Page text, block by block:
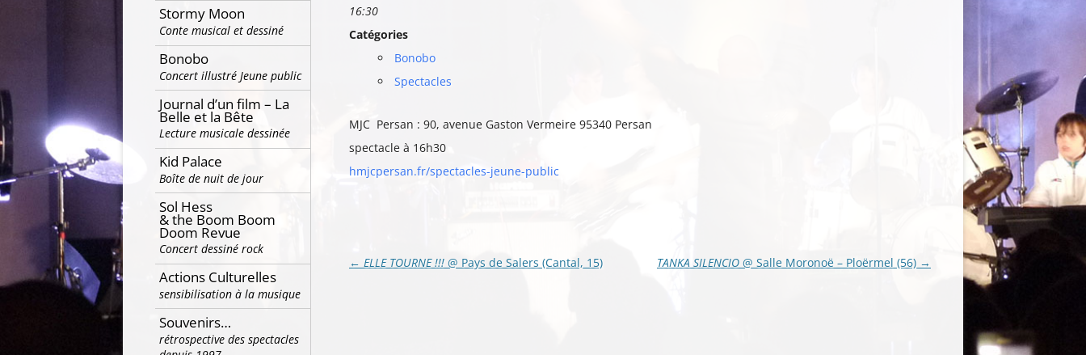
16:30
Catégories
Bonobo
Spectacles
MJC Persan : 90, avenue Gaston Vermeire 95340 Persan
spectacle à 16h30
hmjcpersan.fr/spectacles-jeune-public
Navigation
← ELLE TOURNE !!! @ Pays de Salers (Cantal, 15) TANKA SILENCIO @ Salle Moronoë – Ploërmel (56) →
Stormy Moon
Conte musical et dessiné
Bonobo
Concert illustré Jeune public
Journal d’un film – La
Belle et la Bête
Lecture musicale dessinée
Kid Palace
Boîte de nuit de jour
Sol Hess
& the Boom Boom
Doom Revue
Concert dessiné rock
Actions Culturelles
sensibilisation à la musique
Souvenirs…
rétrospective des spectacles